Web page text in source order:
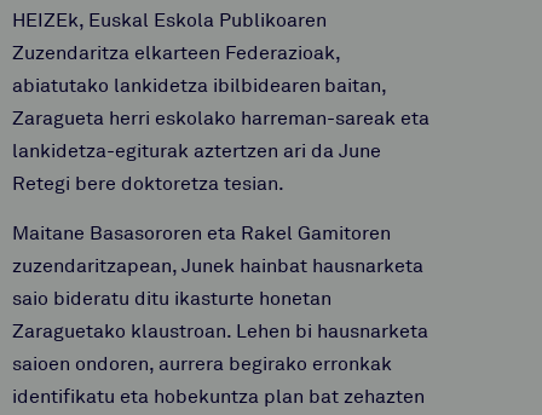
HEIZEk, Euskal Eskola Publikoaren
Zuzendaritza elkarteen Federazioak,
abiatutako lankidetza ibilbidearen baitan,
Zaragueta herri eskolako harreman-sareak eta
lankidetza-egiturak aztertzen ari da June
Retegi bere doktoretza tesian.
Maitane Basasororen eta Rakel Gamitoren
zuzendaritzapean, Junek hainbat hausnarketa
saio bideratu ditu ikasturte honetan
Zaraguetako klaustroan. Lehen bi hausnarketa
saioen ondoren, aurrera begirako erronkak
identifikatu eta hobekuntza plan bat zehazten